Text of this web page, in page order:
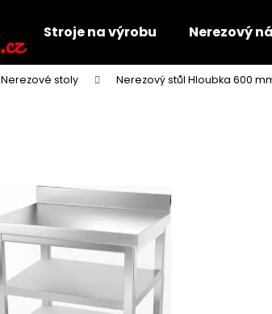
Stroje na výrobu Nerezový
Nerezové stoly Nerezový stůl Hloubka 600
Co